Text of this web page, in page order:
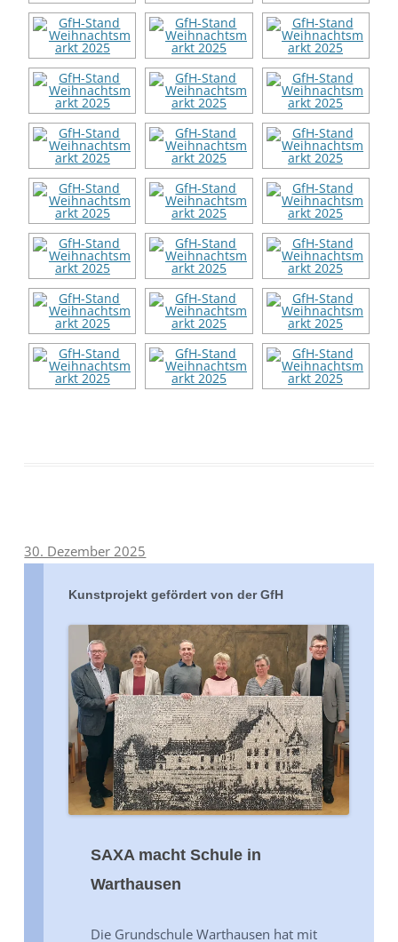
30. Dezember 2025
Kunstprojekt gefördert von der GfH
SAXA macht Schule in
Warthausen
Die Grundschule Warthausen hat mit